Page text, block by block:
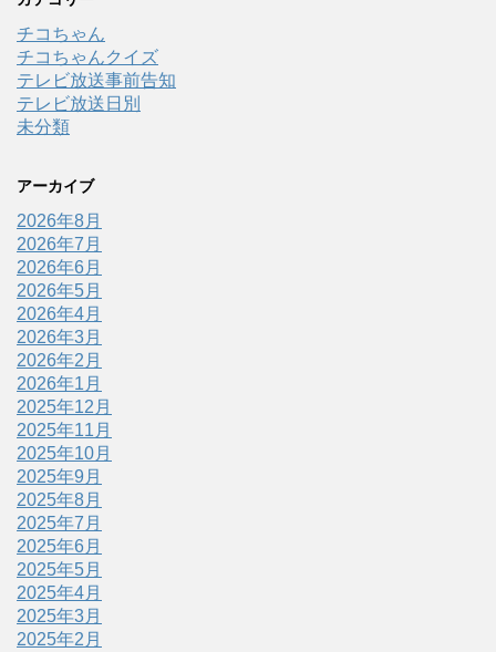
チコちゃん
チコちゃんクイズ
テレビ放送事前告知
テレビ放送日別
未分類
アーカイブ
2026年8月
2026年7月
2026年6月
2026年5月
2026年4月
2026年3月
2026年2月
2026年1月
2025年12月
2025年11月
2025年10月
2025年9月
2025年8月
2025年7月
2025年6月
2025年5月
2025年4月
2025年3月
2025年2月